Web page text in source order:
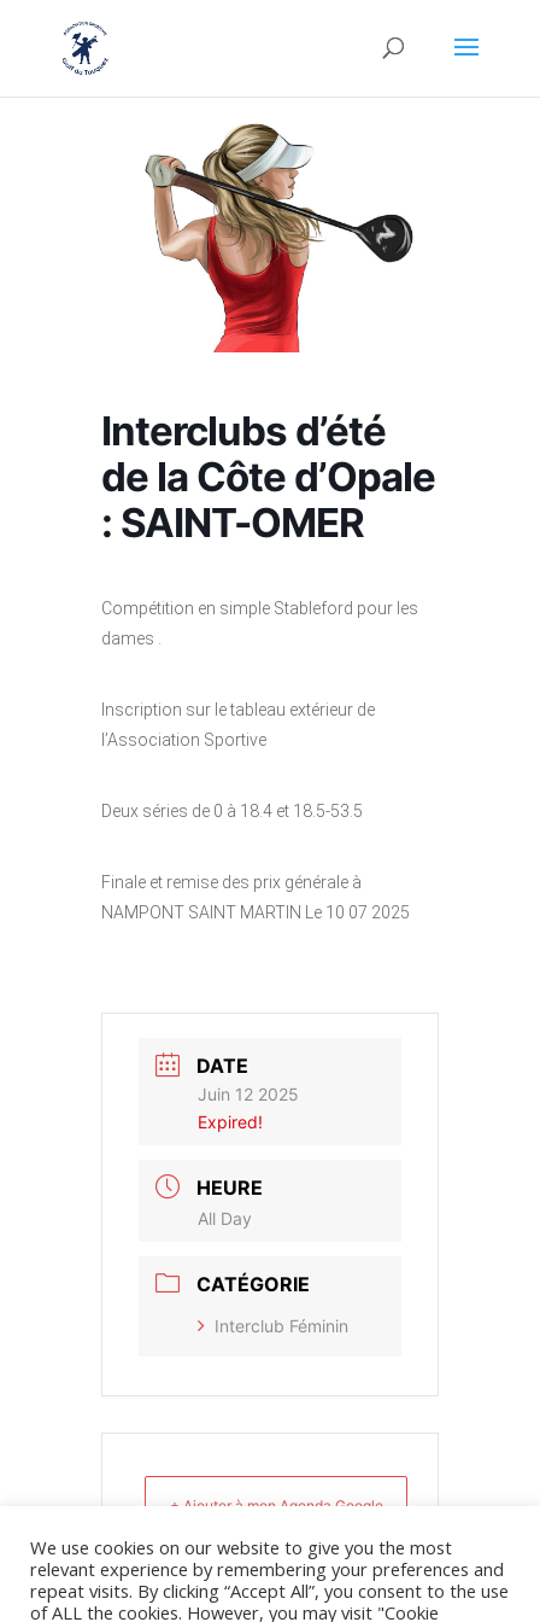
Interclubs d’été
de la Côte d’Opale
: SAINT-OMER
Compétition en simple Stableford pour les
dames .
Inscription sur le tableau extérieur de
l’Association Sportive
Deux séries de 0 à 18.4 et 18.5-53.5
Finale et remise des prix générale à
NAMPONT SAINT MARTIN Le 10 07 2025
DATE
Juin 12 2025
Expired!
HEURE
All Day
CATÉGORIE
Interclub Féminin
+ Ajouter à mon Agenda Google
+ iCal / Outlook export
We use cookies on our website to give you the most
relevant experience by remembering your preferences and
repeat visits. By clicking “Accept All”, you consent to the use
of ALL the cookies. However, you may visit "Cookie